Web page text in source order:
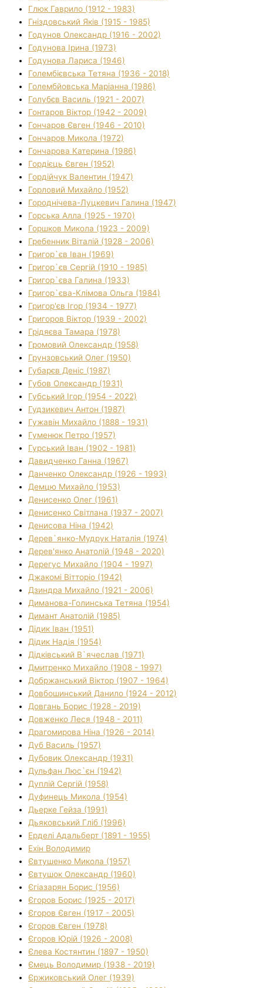
Глюк Гаврило (1912 - 1983)
Гніздовський Яків (1915 - 1985)
Годунов Олександр (1916 - 2002)
Годунова Ірина (1973)
Годунова Лариса (1946)
Голембієвська Тетяна (1936 - 2018)
Голембйовська Маріанна (1986)
Голубєв Василь (1921 - 2007)
Гонтаров Віктор (1942 - 2009)
Гончаров Євген (1946 - 2010)
Гончаров Микола (1972)
Гончарова Катерина (1986)
Гордієць Євген (1952)
Гордійчук Валентин (1947)
Горловий Михайло (1952)
Городнічева-Луцкевич Галина (1947)
Горська Алла (1925 - 1970)
Горшков Микола (1923 - 2009)
Гребенник Віталій (1928 - 2006)
Григор`єв Іван (1969)
Григор`єв Сергій (1910 - 1985)
Григор`єва Галина (1933)
Григор`єва-Клімова Ольга (1984)
Григор'єв Ігор (1934 - 1977)
Григоров Віктор (1939 - 2002)
Грідяєва Тамара (1978)
Громовий Олександр (1958)
Грунзовський Олег (1950)
Губарєв Деніс (1987)
Губов Олександр (1931)
Губський Ігор (1954 - 2022)
Гудзикевич Антон (1987)
Гужавін Михайло (1888 - 1931)
Гуменюк Петро (1957)
Гурський Іван (1902 - 1981)
Давидченко Ганна (1967)
Данченко Олександр (1926 - 1993)
Демцю Михайло (1953)
Денисенко Олег (1961)
Денисенко Світлана (1937 - 2007)
Денисова Ніна (1942)
Дерев`янко-Мудрук Наталія (1974)
Дерев'янко Анатолій (1948 - 2020)
Дерегус Михайло (1904 - 1997)
Джакомі Вітторіо (1942)
Дзиндра Михайло (1921 - 2006)
Диманова-Голинська Тетяна (1954)
Димант Анатолій (1985)
Дідик Іван (1951)
Дідик Надія (1954)
Дідківський В`ячеслав (1971)
Дмитренко Михайло (1908 - 1997)
Добржанський Віктор (1907 - 1964)
Довбошинський Данило (1924 - 2012)
Довгань Борис (1928 - 2019)
Довженко Леся (1948 - 2011)
Драгомирова Ніна (1926 - 2014)
Дуб Василь (1957)
Дубовик Олександр (1931)
Дульфан Люс`єн (1942)
Дуплій Сергій (1958)
Дуфинець Микола (1954)
Дьерке Гейза (1991)
Дьяковський Гліб (1996)
Ерделі Адальберт (1891 - 1955)
Ехін Володимир
Євтушенко Микола (1957)
Євтушок Олександр (1960)
Єгіазарян Борис (1956)
Єгоров Борис (1925 - 2017)
Єгоров Євген (1917 - 2005)
Єгоров Євген (1978)
Єгоров Юрій (1926 - 2008)
Єлева Костянтин (1897 - 1950)
Ємець Володимир (1938 - 2019)
Єржиковський Олег (1939)